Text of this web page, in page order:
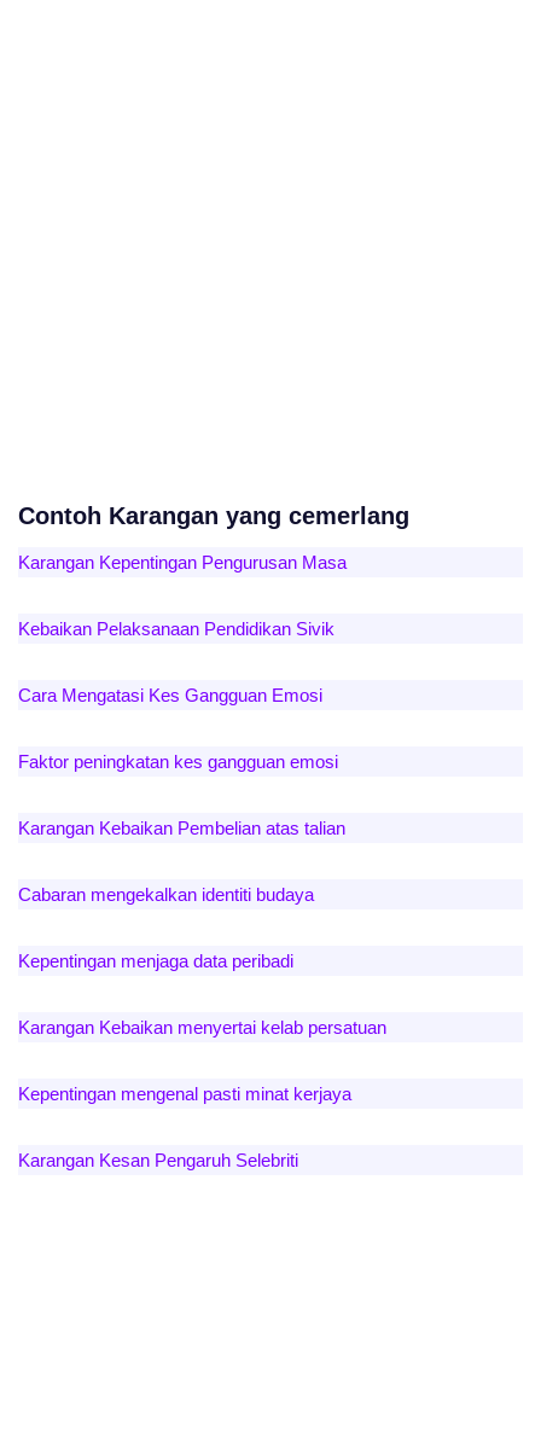
Contoh Karangan yang cemerlang
Karangan Kepentingan Pengurusan Masa
Kebaikan Pelaksanaan Pendidikan Sivik
Cara Mengatasi Kes Gangguan Emosi
Faktor peningkatan kes gangguan emosi
Karangan Kebaikan Pembelian atas talian
Cabaran mengekalkan identiti budaya
Kepentingan menjaga data peribadi
Karangan Kebaikan menyertai kelab persatuan
Kepentingan mengenal pasti minat kerjaya
Karangan Kesan Pengaruh Selebriti